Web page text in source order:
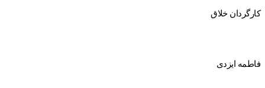
کارگردان خلاق
فاطمه ایزدی